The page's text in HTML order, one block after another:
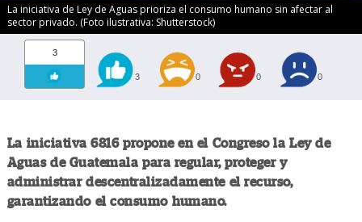
La iniciativa de Ley de Aguas prioriza el consumo humano sin afectar al
sector privado. (Foto ilustrativa: Shutterstock)
3
3 0 0 0
La iniciativa 6816 propone en el Congreso la Ley de
Aguas de Guatemala para regular, proteger y
administrar descentralizadamente el recurso,
garantizando el consumo humano.